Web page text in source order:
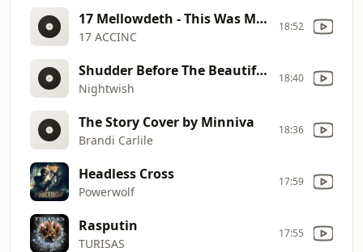
17 Mellowdeth - This Was My Life
17 ACCINC
18:52
Shudder Before The Beautiful by Minniva
Nightwish
18:40
The Story Cover by Minniva
Brandi Carlile
18:36
Headless Cross
Powerwolf
17:59
Rasputin
TURISAS
17:55